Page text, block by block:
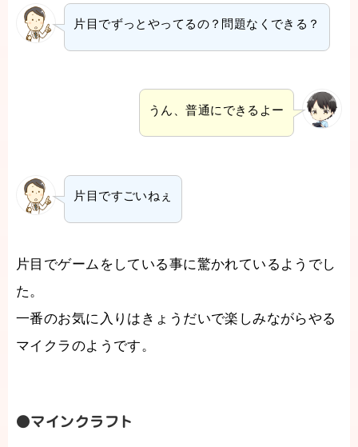
片目でずっとやってるの？問題なくできる？
うん、普通にできるよー
片目ですごいねぇ
片目でゲームをしている事に驚かれているようでし
た。
一番のお気に入りはきょうだいで楽しみながらやる
マイクラのようです。
●マインクラフト